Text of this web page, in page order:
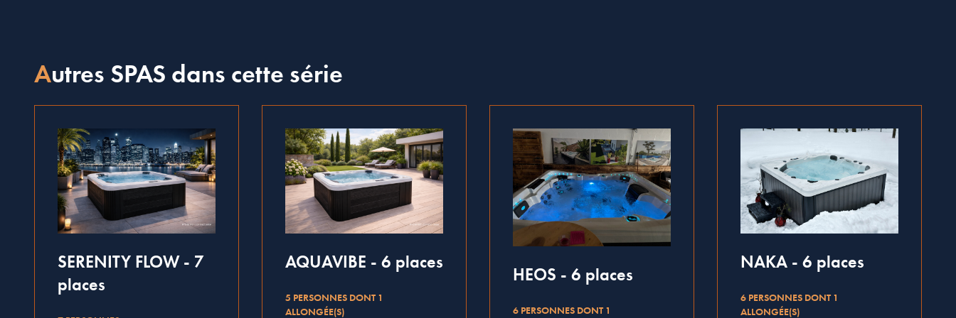
Autres SPAS dans cette série
SERENITY FLOW - 7
places
AQUAVIBE - 6 places
5 PERSONNES DONT 1
ALLONGÉE(S)
HEOS - 6 places
6 PERSONNES DONT 1
NAKA - 6 places
6 PERSONNES DONT 1
ALLONGÉE(S)